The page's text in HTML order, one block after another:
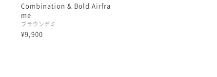
Combination & Bold Airfra
me
ブラウンデミ
¥9,900